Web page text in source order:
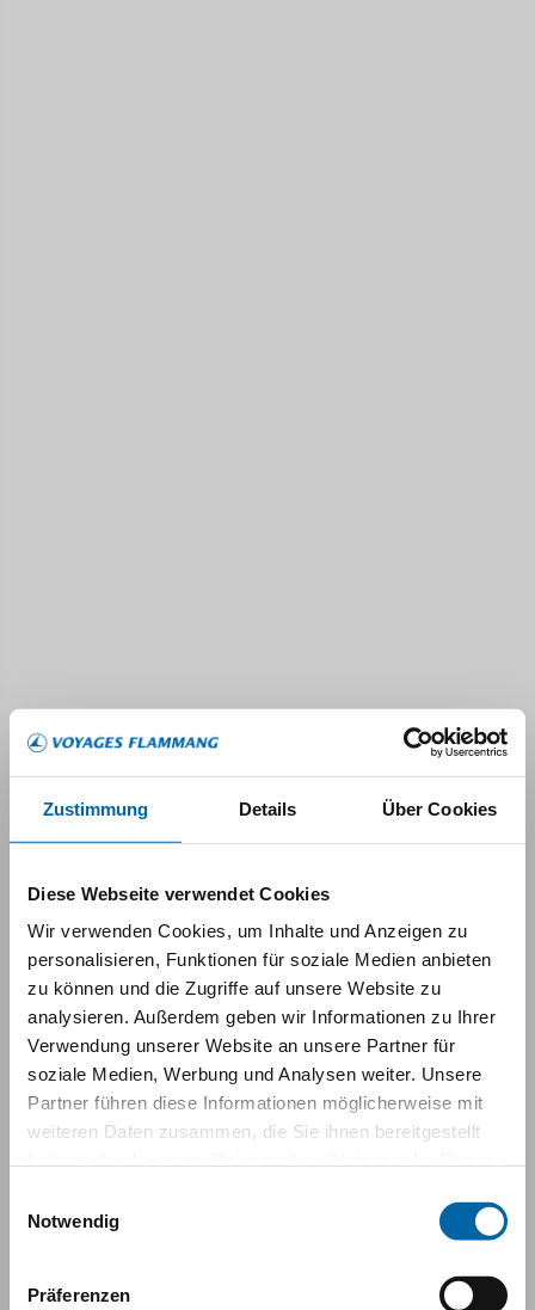
Zustimmung Details Über Cookies
Diese Webseite verwendet Cookies
Wir verwenden Cookies, um Inhalte und Anzeigen zu
personalisieren, Funktionen für soziale Medien anbieten
zu können und die Zugriffe auf unsere Website zu
analysieren. Außerdem geben wir Informationen zu Ihrer
Verwendung unserer Website an unsere Partner für
soziale Medien, Werbung und Analysen weiter. Unsere
Partner führen diese Informationen möglicherweise mit
weiteren Daten zusammen, die Sie ihnen bereitgestellt
Notwendig
Präferenzen